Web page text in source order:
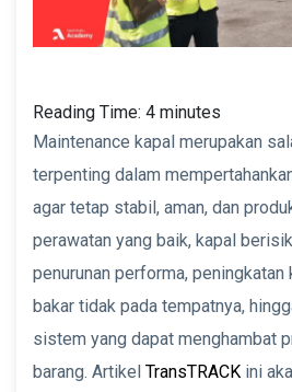
Reading Time: 4 minutes
Maintenance kapal merupakan
terpenting dalam
agar tetap stabil, aman, dan
perawatan yang baik, kapal
penurunan performa, peningkatan
bakar tidak pada tempatnya,
sistem yang dapat menghambat
barang. Artikel TransTRACK ini